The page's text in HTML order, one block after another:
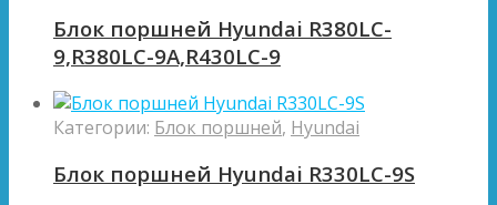
Блок поршней Hyundai R380LC-
9,R380LC-9A,R430LC-9
Категории: Блок поршней, Hyundai
Блок поршней Hyundai R330LC-9S